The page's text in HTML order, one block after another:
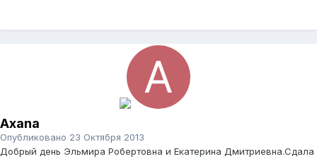
Axana
Опубликовано 23 Октября 2013
Добрый день Эльмира Робертовна и Екатерина Дмитриевна.Сдала